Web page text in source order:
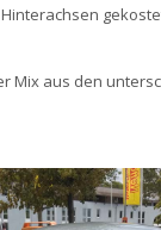
Mix aus den